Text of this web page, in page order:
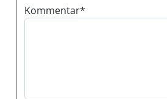
Kommentar